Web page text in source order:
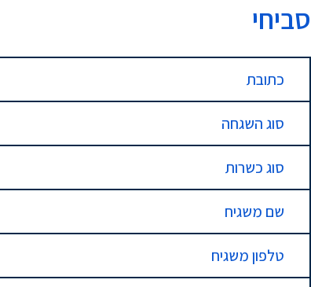
סביחי
כתובת
סוג השגחה
סוג כשרות
שם משגיח
טלפון משגיח